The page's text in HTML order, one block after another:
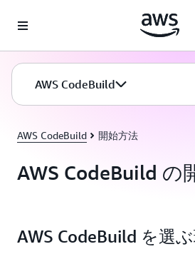
AWS CodeBuild
AWS CodeBuild 開始方法
AWS CodeBuild の
AWS CodeBuild を選